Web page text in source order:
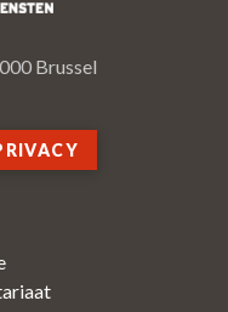
Brussel